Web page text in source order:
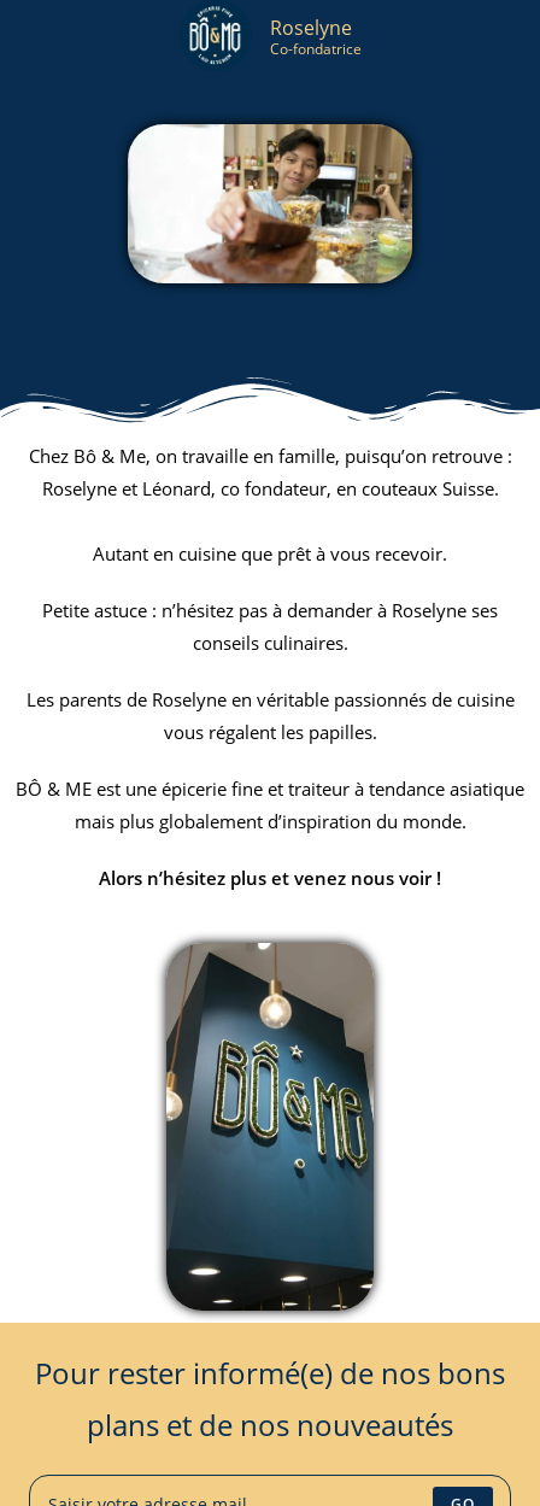
Roselyne
Co-fondatrice
Chez Bô & Me, on travaille en famille, puisqu’on retrouve :
Roselyne et Léonard, co fondateur, en couteaux Suisse.
Autant en cuisine que prêt à vous recevoir.
Petite astuce : n’hésitez pas à demander à Roselyne ses
conseils culinaires.
Les parents de Roselyne en véritable passionnés de cuisine
vous régalent les papilles.
BÔ & ME est une épicerie fine et traiteur à tendance asiatique
mais plus globalement d’inspiration du monde.
Alors n’hésitez plus et venez nous voir !
Pour rester informé(e) de nos bons
plans et de nos nouveautés